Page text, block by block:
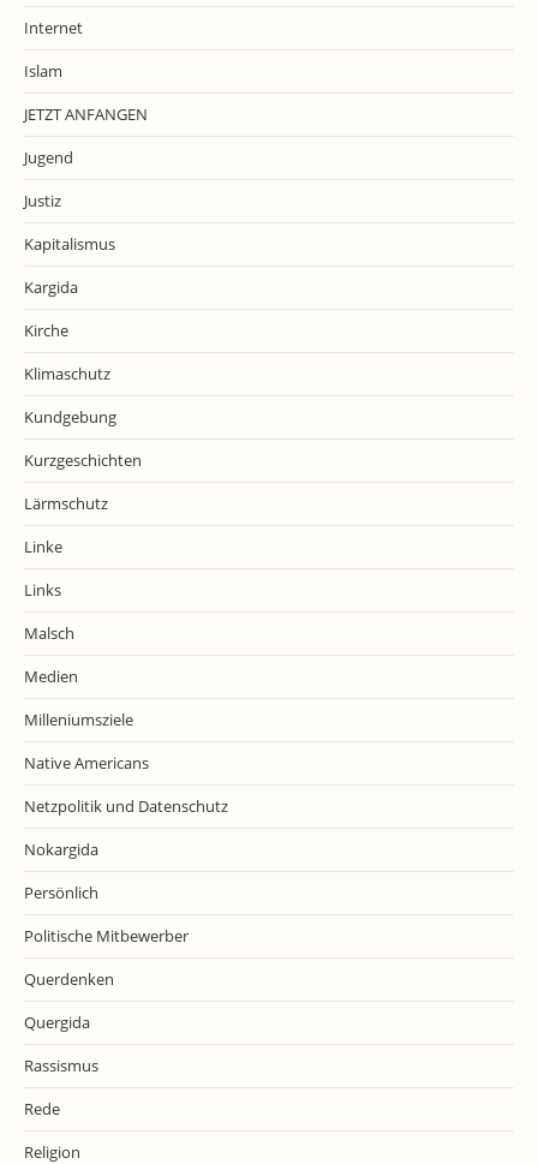
Internet
Islam
JETZT ANFANGEN
Jugend
Justiz
Kapitalismus
Kargida
Kirche
Klimaschutz
Kundgebung
Kurzgeschichten
Lärmschutz
Linke
Links
Malsch
Medien
Milleniumsziele
Native Americans
Netzpolitik und Datenschutz
Nokargida
Persönlich
Politische Mitbewerber
Querdenken
Quergida
Rassismus
Rede
Religion